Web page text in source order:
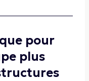
pour
plus